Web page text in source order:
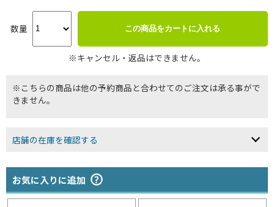
数量 この商品をカートに入れる
※キャンセル・返品はできません。
※こちらの商品は他の予約商品と合わせてのご注文は承る事がで
きません。
店舗の在庫を確認する
お気に入りに追加